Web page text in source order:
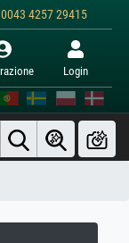
4257 29415
Login